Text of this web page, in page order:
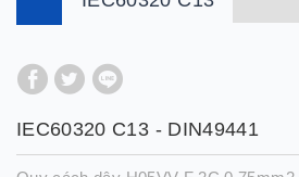
IEC60320 C13 - DIN49441